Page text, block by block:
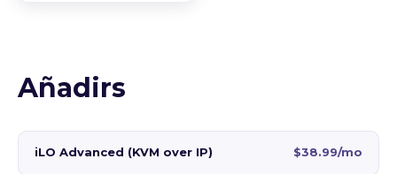
Añadirs
iLO Advanced (KVM over IP) $38.99/mo